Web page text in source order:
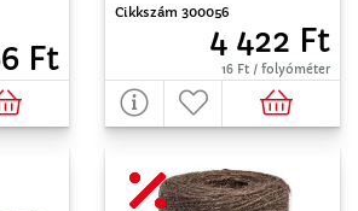
Ft
Cikkszám 300056
4 422 Ft
16 Ft / folyóméter